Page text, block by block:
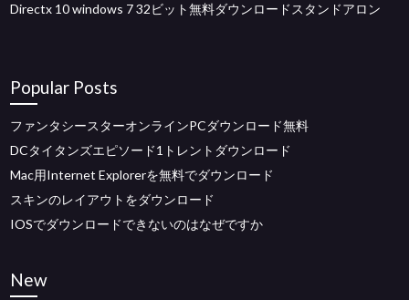
Directx 10 windows 7 32ビット無料ダウンロードスタンドアロン
Popular Posts
ファンタシースターオンラインPCダウンロード無料
DCタイタンズエピソード1トレントダウンロード
Mac用Internet Explorerを無料でダウンロード
スキンのレイアウトをダウンロード
IOSでダウンロードできないのはなぜですか
New